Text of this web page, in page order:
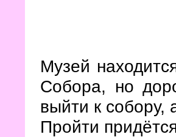
Музей
Собора, но
выйти к собору,
Пройти